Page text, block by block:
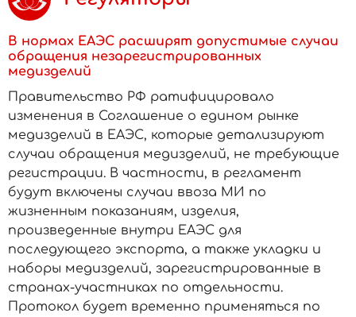
В нормах ЕАЭС расширят допустимые случаи
обращения незарегистрированных
медизделий
Правительство РФ ратифицировало
изменения в Соглашение о едином рынке
медизделий в ЕАЭС, которые детализируют
случаи обращения медизделий, не требующие
регистрации. В частности, в регламент
будут включены случаи ввоза МИ по
жизненным показаниям, изделия,
произведенные внутри ЕАЭС для
последующего экспорта, а также укладки и
наборы медизделий, зарегистрированные в
странах-участниках по отдельности.
Протокол будет временно применяться по